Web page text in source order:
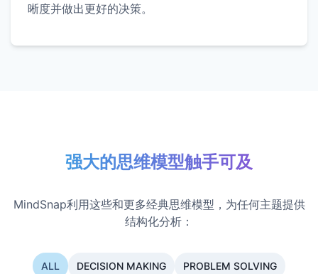
晰度并做出更好的决策。
强大的思维模型触手可及
MindSnap利用这些和更多经典思维模型，为任何主题提供
结构化分析：
ALL DECISION MAKING PROBLEM SOLVING